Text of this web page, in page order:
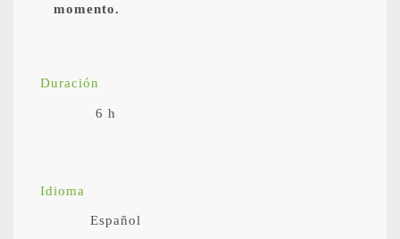
momento.
Duración
6 h
Idioma
Español